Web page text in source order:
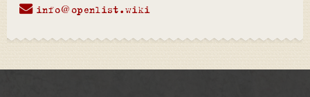
info@openlist.wiki